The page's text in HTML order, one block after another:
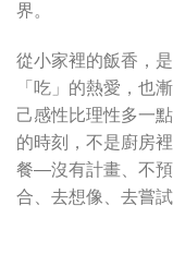
界。
從小家裡的飯香，
「吃」的熱愛，也
己感性比理性多一
的時刻，不是廚房
餐—沒有計畫、不
合、去想像、去嘗試